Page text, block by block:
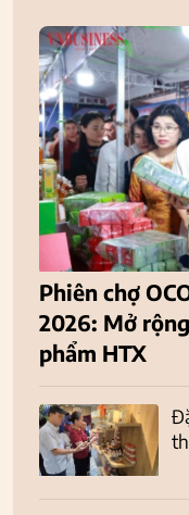
Phiên chợ
2026: Mở
phẩm HTX